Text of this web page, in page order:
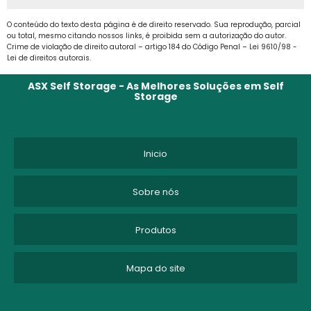
BOX SELF STORAGE
CUSTO ARMAZENAGEM ESTOQUE
DEPOSITO DE MOVEIS SÃO PAULO
O conteúdo do texto desta página é de direito reservado. Sua reprodução, parcial
ou total, mesmo citando nossos links, é proibida sem a autorização do autor.
Crime de violação de direito autoral – artigo 184 do Código Penal – Lei 9610/98 -
Lei de direitos autorais.
ASX Self Storage - As Melhores Soluções em Self
Storage
Inicio
Sobre nós
Produtos
Mapa do site